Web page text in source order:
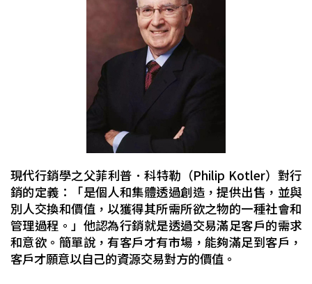
現代行銷學之父菲利普．科特勒（Philip Kotler）對行
銷的定義：「是個人和集體透過創造，提供出售，並與
別人交換和價值，以獲得其所需所欲之物的一種社會和
管理過程。」他認為行銷就是透過交易滿足客戶的需求
和意欲。簡單說，有客戶才有市場，能夠滿足到客戶，
客戶才願意以自己的資源交易對方的價值。